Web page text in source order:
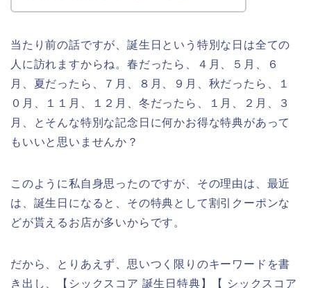
当たり前の話ですが、誕生日という特別な日は全ての
人に訪れますからね。春だったら、４月、５月、６
月、夏だったら、７月、８月、９月、秋だったら、１
０月、１１月、１２月、冬だったら、１月、２月、３
月、とそんな特別な記念日に何かお得な特典があって
もいいと思いませんか？
このように私自身思ったのですが、その理由は、最近
は、誕生日になると、その特典として割引クーポンな
どが貰えるお店が多いからです。
だから、とりあえず、思いつく限りのキーワードを書
き出し、【シックスコア 誕生日特典】【 シックスコア